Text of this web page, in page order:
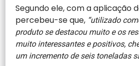
Segundo ele, com a aplicação
percebeu-se que, “utilizado
produto se destacou muito e os
muito interessantes e positivos,
um incremento de seis toneladas